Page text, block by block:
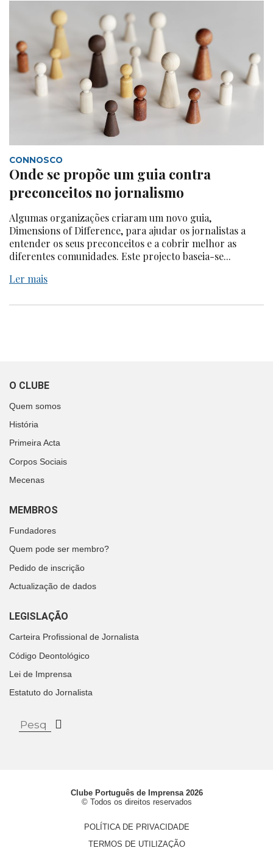
CONNOSCO
Onde se propõe um guia contra
preconceitos no jornalismo
Algumas organizações criaram um novo guia,
Dimensions of Difference, para ajudar os jornalistas a
entender os seus preconceitos e a cobrir melhor as
diferentes comunidades. Este projecto baseia-se...
Ler mais
O CLUBE
Quem somos
História
Primeira Acta
Corpos Sociais
Mecenas
MEMBROS
Fundadores
Quem pode ser membro?
Pedido de inscrição
Actualização de dados
LEGISLAÇÃO
Carteira Profissional de Jornalista
Código Deontológico
Lei de Imprensa
Estatuto do Jornalista
Clube Português de Imprensa 2026
© Todos os direitos reservados
POLÍTICA DE PRIVACIDADE
TERMOS DE UTILIZAÇÃO